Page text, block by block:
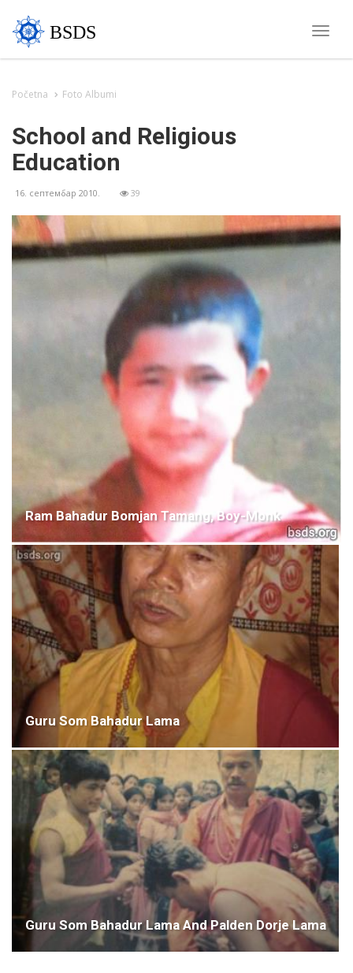
Toggle
BSDS
Početna Foto Albumi
School and Religious
Education
16. септембар 2010. 39
Ram Bahadur Bomjan Tamang, Boy-Monk
Guru Som Bahadur Lama
Guru Som Bahadur Lama And Palden Dorje Lama